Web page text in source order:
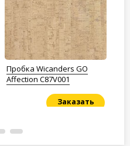
Пробка Wicanders GO
Affection C87V001
Заказать